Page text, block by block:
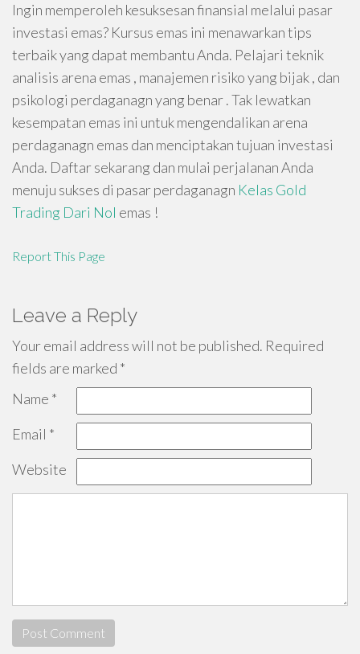
Ingin memperoleh kesuksesan finansial melalui pasar
investasi emas? Kursus emas ini menawarkan tips
terbaik yang dapat membantu Anda. Pelajari teknik
analisis arena emas , manajemen risiko yang bijak , dan
psikologi perdaganagn yang benar . Tak lewatkan
kesempatan emas ini untuk mengendalikan arena
perdaganagn emas dan menciptakan tujuan investasi
Anda. Daftar sekarang dan mulai perjalanan Anda
menuju sukses di pasar perdaganagn Kelas Gold
Trading Dari Nol emas !
Report This Page
Leave a Reply
Your email address will not be published. Required
fields are marked *
Name *
Email *
Website